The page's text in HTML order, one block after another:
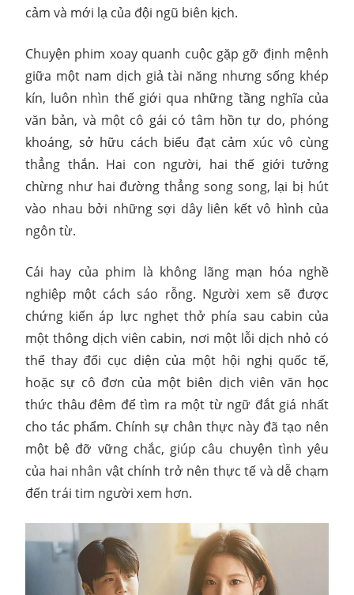
cảm và mới lạ của đội ngũ biên kịch.
Chuyện phim xoay quanh cuộc gặp gỡ định mệnh
giữa một nam dịch giả tài năng nhưng sống khép
kín, luôn nhìn thế giới qua những tầng nghĩa của
văn bản, và một cô gái có tâm hồn tự do, phóng
khoáng, sở hữu cách biểu đạt cảm xúc vô cùng
thẳng thắn. Hai con người, hai thế giới tưởng
chừng như hai đường thẳng song song, lại bị hút
vào nhau bởi những sợi dây liên kết vô hình của
ngôn từ.
Cái hay của phim là không lãng mạn hóa nghề
nghiệp một cách sáo rỗng. Người xem sẽ được
chứng kiến áp lực nghẹt thở phía sau cabin của
một thông dịch viên cabin, nơi một lỗi dịch nhỏ có
thể thay đổi cục diện của một hội nghị quốc tế,
hoặc sự cô đơn của một biên dịch viên văn học
thức thâu đêm để tìm ra một từ ngữ đắt giá nhất
cho tác phẩm. Chính sự chân thực này đã tạo nên
một bệ đỡ vững chắc, giúp câu chuyện tình yêu
của hai nhân vật chính trở nên thực tế và dễ chạm
đến trái tim người xem hơn.